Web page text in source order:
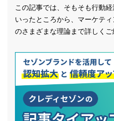
この記事では、そもそも行動
いったところから、マーケテ
のさまざまな理論まで詳しくご